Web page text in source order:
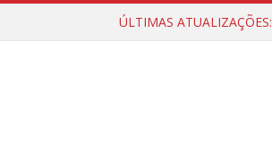
ÚLTIMAS ATUALIZAÇÕES: